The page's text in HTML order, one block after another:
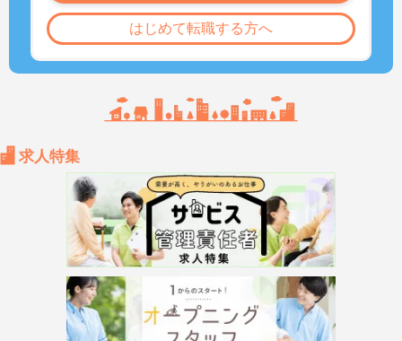
はじめて転職する方へ
求人特集